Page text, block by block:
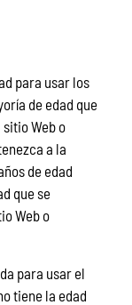
para usar los
de edad que
Web o
a la
de edad
que se
Web o
para usar el
tiene la edad